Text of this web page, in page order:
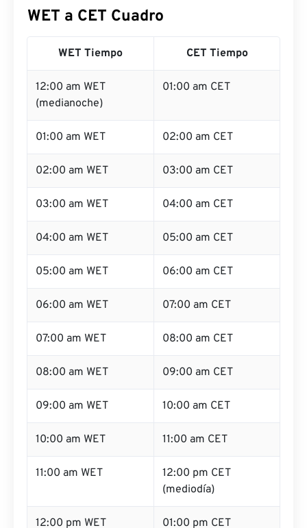
WET a CET Cuadro
WET Tiempo CET Tiempo
12:00 am WET
(medianoche)
01:00 am CET
01:00 am WET 02:00 am CET
02:00 am WET 03:00 am CET
03:00 am WET 04:00 am CET
04:00 am WET 05:00 am CET
05:00 am WET 06:00 am CET
06:00 am WET 07:00 am CET
07:00 am WET 08:00 am CET
08:00 am WET 09:00 am CET
09:00 am WET 10:00 am CET
10:00 am WET 11:00 am CET
11:00 am WET
12:00 pm CET
(mediodía)
12:00 pm WET 01:00 pm CET